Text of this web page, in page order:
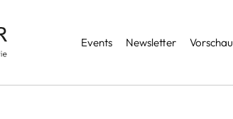
Services
Events Newsletter Vorschau